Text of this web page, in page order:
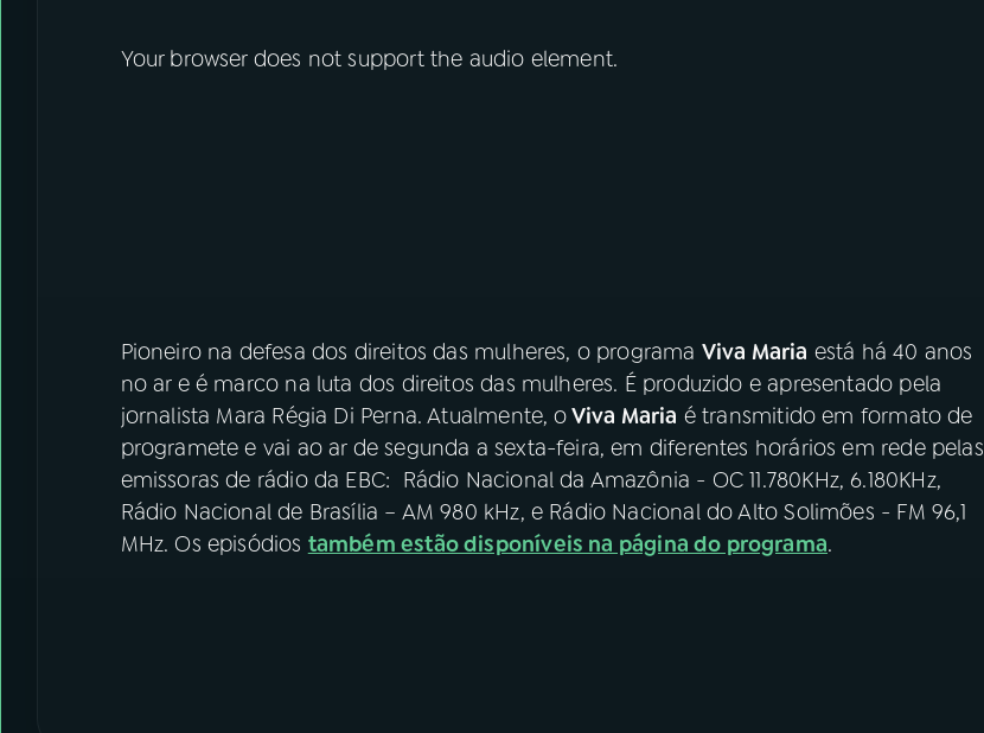
Your browser does not support the audio element.
Pioneiro na defesa dos direitos das mulheres, o programa Viva Maria está há 40 anos
no ar e é marco na luta dos direitos das mulheres. É produzido e apresentado pela
jornalista Mara Régia Di Perna. Atualmente, oViva Maria é transmitido em formato de
programete e vai ao ar de segunda a sexta-feira, em diferentes horários em rede pelas
emissoras de rádio da EBC: Rádio Nacional da Amazônia - OC 11.780KHz, 6.180KHz,
Rádio Nacional de Brasília – AM 980 kHz, e Rádio Nacional do Alto Solimões - FM 96,1
MHz. Os episódios também estão disponíveis na página do programa.